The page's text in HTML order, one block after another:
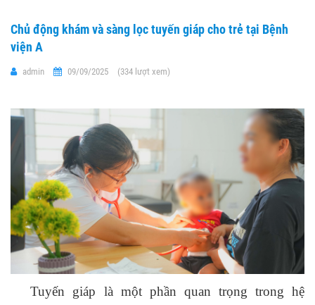
Chủ động khám và sàng lọc tuyến giáp cho trẻ tại Bệnh
viện A
admin 09/09/2025 (334 lượt xem)
Tuyến giáp là một phần quan trọng trong hệ